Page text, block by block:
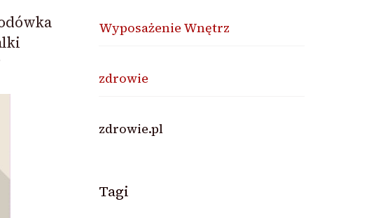
Wyposażenie Wnętrz
zdrowie
zdrowie.pl
Tagi